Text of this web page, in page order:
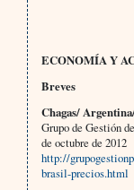
ECONOMÍA Y
Breves
Chagas/
Grupo de Gestión
de octubre de 2012
http://
brasil-precios.html